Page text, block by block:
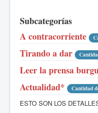
Subcategorías
A contracorriente
Tirando a dar
Leer la prensa
Actualidad* Cantidad
ESTO SON LOS